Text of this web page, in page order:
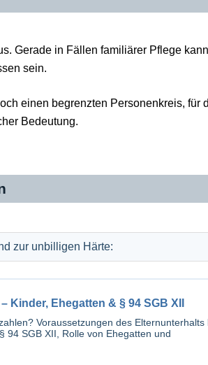
Gerade in Fällen familiärer Pflege
sein.
einen begrenzten Personenkreis, für
Bedeutung.
zur unbilligen Härte:
Ehegatten & § 94 SGB XII
Voraussetzungen des Elternunterhalts
94 SGB XII, Rolle von Ehegatten und